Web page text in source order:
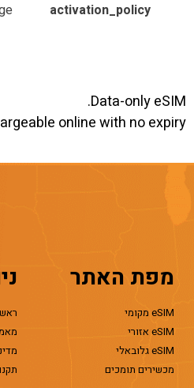
activation_policy
Data-only eSIM.
online with no expiry.
מפת האתר
eSIM מקומי
eSIM אזורי
eSIM גלובאלי
מכשירים תומכים